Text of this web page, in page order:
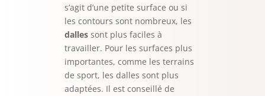
s’agit d’une petite surface ou si
les contours sont nombreux, les
dallessont plus faciles à
travailler. Pour les surfaces plus
importantes, comme les terrains
de sport, les dalles sont plus
adaptées. Il est conseillé de